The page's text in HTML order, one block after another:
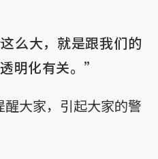
么大，就是跟我们的
明化有关。”
大家，引起大家的警